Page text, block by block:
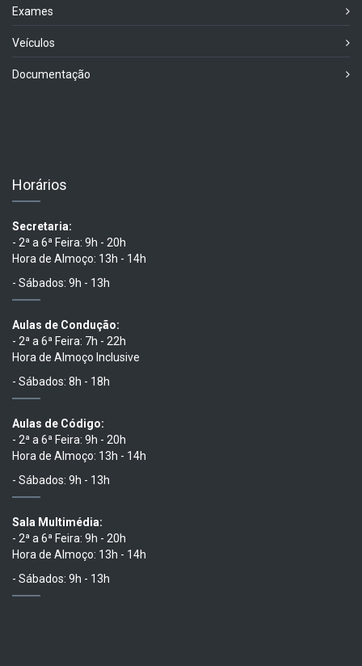
Exames
Veículos
Documentação
Horários
Secretaria:
- 2ª a 6ª Feira: 9h - 20h
Hora de Almoço: 13h - 14h
- Sábados: 9h - 13h
Aulas de Condução:
- 2ª a 6ª Feira: 7h - 22h
Hora de Almoço Inclusive
- Sábados: 8h - 18h
Aulas de Código:
- 2ª a 6ª Feira: 9h - 20h
Hora de Almoço: 13h - 14h
- Sábados: 9h - 13h
Sala Multimédia:
- 2ª a 6ª Feira: 9h - 20h
Hora de Almoço: 13h - 14h
- Sábados: 9h - 13h